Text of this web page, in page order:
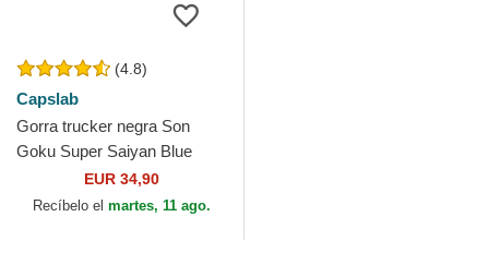
(4.8)
Capslab
Gorra trucker negra Son
Goku Super Saiyan Blue
CAS GOK1 Dragon Ball de
Capslab
EUR 34,90
Recíbelo el martes, 11 ago.